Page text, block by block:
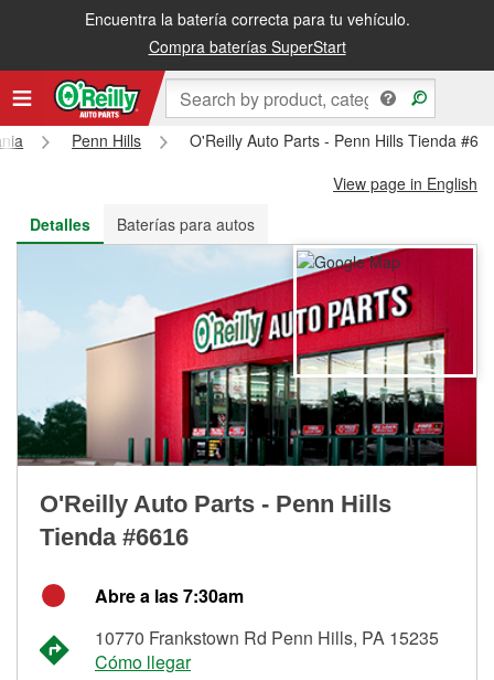
Encuentra la batería correcta para tu vehículo.
Compra baterías SuperStart
Recibe tu orden gratis al día siguiente o recógela en la tienda
Penn Hills
O'Reilly Auto Parts - Penn Hills Tienda
View page in English
Detalles
Baterías para autos
O'Reilly Auto Parts - Penn Hills
Tienda #6616
Abre a las 7:30am
10770 Frankstown Rd Penn Hills, PA 15235
Cómo llegar